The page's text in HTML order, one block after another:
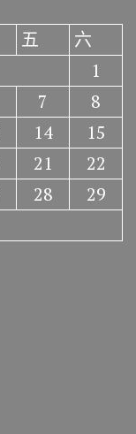
五
六
1
7
8
14
15
21
22
28
29